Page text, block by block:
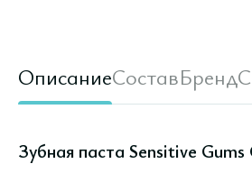
ОписаниеСоставБренд
Зубная паста Sensitive